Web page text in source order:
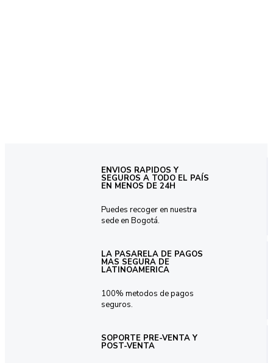
ENVIOS RAPIDOS Y
SEGUROS A TODO EL PAÍS
EN MENOS DE 24H
Puedes recoger en nuestra
sede en Bogotá.
LA PASARELA DE PAGOS
MAS SEGURA DE
LATINOAMERICA
100% metodos de pagos
seguros.
SOPORTE PRE-VENTA Y
POST-VENTA